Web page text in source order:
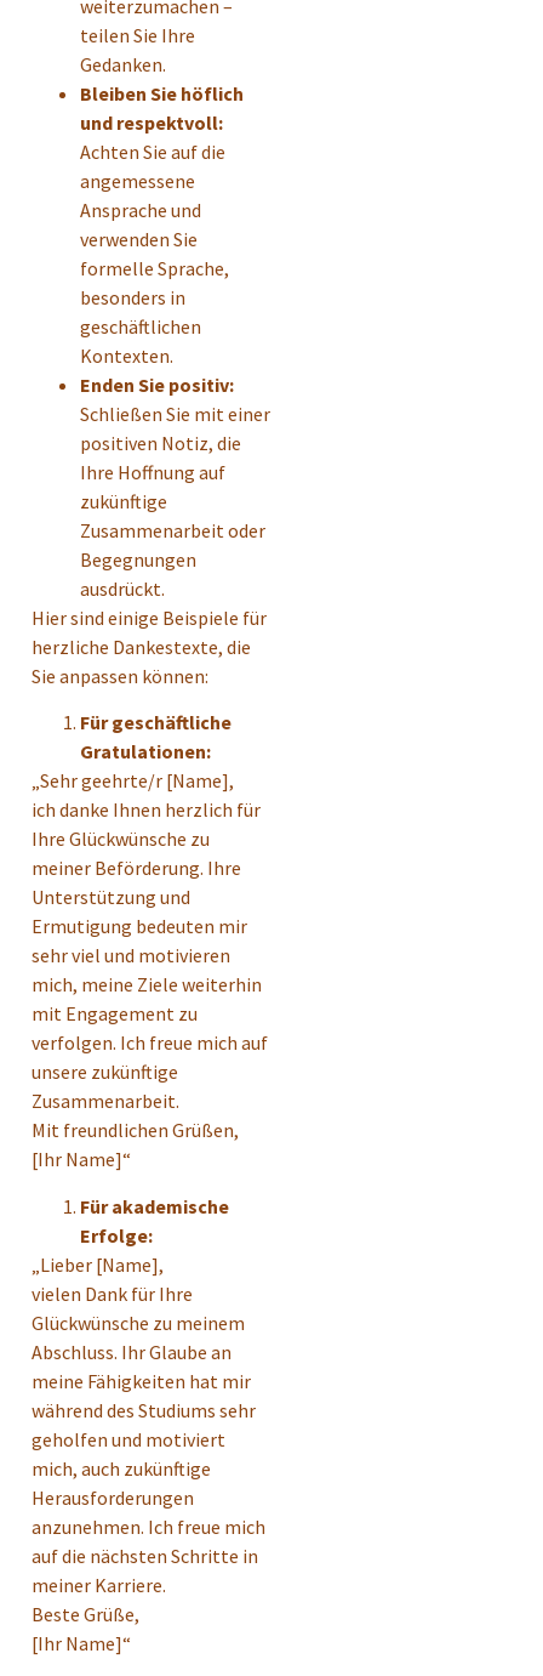
weiterzumachen –
teilen Sie Ihre
Gedanken.
Bleiben Sie höflich
und respektvoll:
Achten Sie auf die
angemessene
Ansprache und
verwenden Sie
formelle Sprache,
besonders in
geschäftlichen
Kontexten.
Enden Sie positiv:
Schließen Sie mit einer
positiven Notiz, die
Ihre Hoffnung auf
zukünftige
Zusammenarbeit oder
Begegnungen
ausdrückt.
Hier sind einige Beispiele für
herzliche Dankestexte, die
Sie anpassen können:
Für geschäftliche
Gratulationen:
„Sehr geehrte/r [Name],
ich danke Ihnen herzlich für
Ihre Glückwünsche zu
meiner Beförderung. Ihre
Unterstützung und
Ermutigung bedeuten mir
sehr viel und motivieren
mich, meine Ziele weiterhin
mit Engagement zu
verfolgen. Ich freue mich auf
unsere zukünftige
Zusammenarbeit.
Mit freundlichen Grüßen,
[Ihr Name]“
Für akademische
Erfolge:
„Lieber [Name],
vielen Dank für Ihre
Glückwünsche zu meinem
Abschluss. Ihr Glaube an
meine Fähigkeiten hat mir
während des Studiums sehr
geholfen und motiviert
mich, auch zukünftige
Herausforderungen
anzunehmen. Ich freue mich
auf die nächsten Schritte in
meiner Karriere.
Beste Grüße,
[Ihr Name]“